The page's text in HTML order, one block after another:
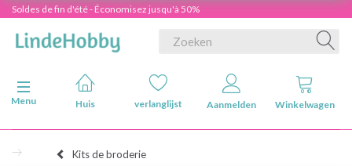
Soldes de fin d'été - Économisez jusqu'à 50%
Navigatie in-/uitschakelen
Menu
Huis verlanglijst Aanmelden Winkelwagen
Kits de broderie